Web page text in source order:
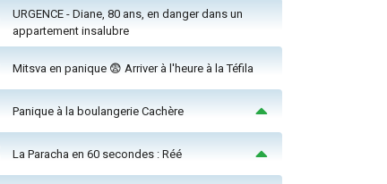
URGENCE - Diane, 80 ans, en danger dans un
appartement insalubre
Mitsva en panique 😨 Arriver à l'heure à la Téfila
Panique à la boulangerie Cachère
La Paracha en 60 secondes : Réé